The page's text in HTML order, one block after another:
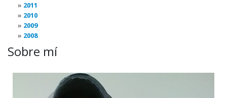
2011
2010
2009
2008
Sobre mí